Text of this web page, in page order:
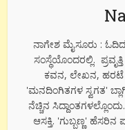
ನಾಗೇಶ ಮೈಸೂರು :
ಸಂಸ್ಥೆಯೊಂದರಲ್ಲಿ.
ಕವನ, ಲೇಖನ, ಹರಟೆ
'ಮನದಿಂಗಿತಗಳ ಸ್ವಗತ'
ನೆಚ್ಚಿನ
ಆಸಕ್ತಿ. 'ಗುಬ್ಬಣ್ಣ' ಹೆಸರಿನ